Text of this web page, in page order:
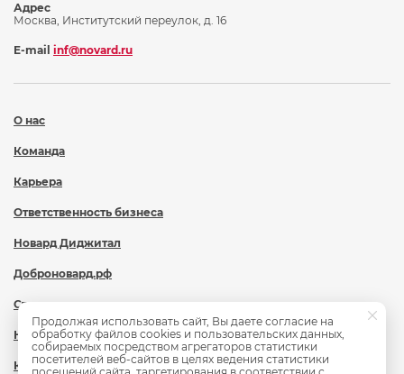
О нас
Команда
Карьера
Ответственность бизнеса
Новард Диджитал
Доброновард.рф
Статьи
Новости
Контакты
Адрес
Москва, Институтский переулок, д. 16
E-mail inf@novard.ru
Продолжая использовать сайт, Вы даете согласие на
обработку файлов cookies и пользовательских данных,
собираемых посредством агрегаторов статистики
посетителей веб-сайтов в целях ведения статистики